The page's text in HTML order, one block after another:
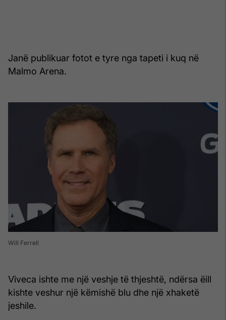
Janë publikuar fotot e tyre nga tapeti i kuq në
Malmo Arena.
Will Ferrell
Viveca ishte me një veshje të thjeshtë, ndërsa ëill
kishte veshur një këmishë blu dhe një xhaketë
jeshile.